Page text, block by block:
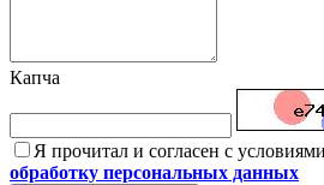
Капча
Я прочитал и согласен с условиями
обработку персональных данных